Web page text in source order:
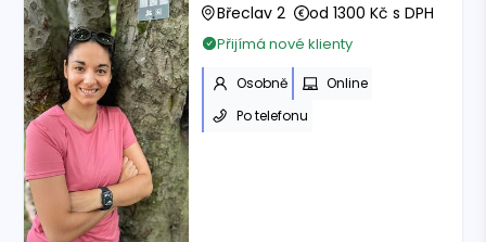
Břeclav 2 od 1300 Kč s DPH
Přijímá nové klienty
Osobně
Online
Po telefonu